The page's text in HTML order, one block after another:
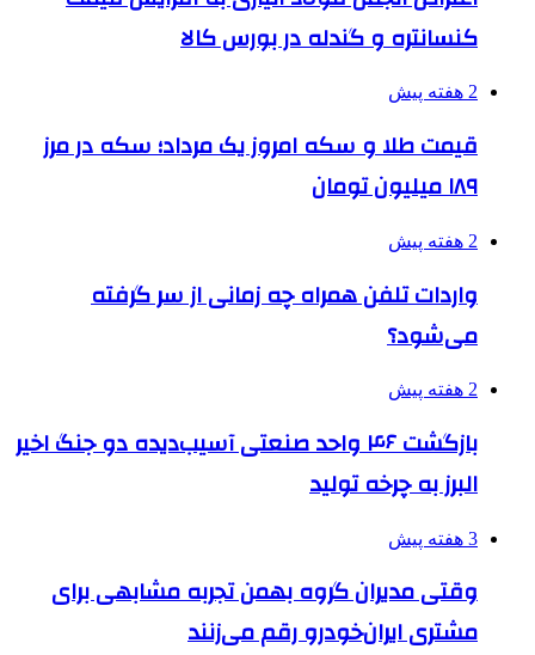
کنسانتره و گندله در بورس کالا
2 هفته پیش
قیمت طلا و سکه امروز یک مرداد؛ سکه در مرز
۱۸۹ میلیون تومان
2 هفته پیش
واردات تلفن همراه چه زمانی از سر گرفته
می‌شود؟
2 هفته پیش
بازگشت ۴۶ واحد صنعتی آسیب‌دیده دو جنگ اخیر
البرز به چرخه تولید
3 هفته پیش
وقتی مدیران گروه بهمن تجربه مشابهی برای
مشتری ایران‌خودرو رقم می‌زنند